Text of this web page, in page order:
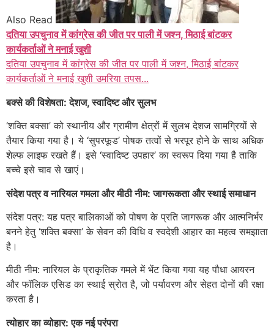
Also Read
दतिया उपचुनाव में कांग्रेस की जीत पर पाली में जश्न, मिठाई बांटकर
कार्यकर्ताओं ने मनाई खुशी
दतिया उपचुनाव में कांग्रेस की जीत पर पाली में जश्न, मिठाई बांटकर
कार्यकर्ताओं ने मनाई खुशी उमरिया तपस...
बक्से की विशेषता: देशज, स्वादिष्ट और सुलभ
‘शक्ति बक्सा’ को स्थानीय और ग्रामीण क्षेत्रों में सुलभ देशज सामग्रियों से
तैयार किया गया है। ये ‘सुपरफूड’ पोषक तत्वों से भरपूर होने के साथ अधिक
शेल्फ लाइफ रखते हैं। इसे ‘स्वादिष्ट उपहार’ का स्वरूप दिया गया है ताकि
बच्चे इसे चाव से खाएं।
संदेश पत्र व नारियल गमला और मीठी नीम: जागरूकता और स्थाई समाधान
संदेश पत्र: यह पत्र बालिकाओं को पोषण के प्रति जागरूक और आत्मनिर्भर
बनने हेतु ‘शक्ति बक्सा’ के सेवन की विधि व स्वदेशी आहार का महत्व समझाता
है।
मीठी नीम: नारियल के प्राकृतिक गमले में भेंट किया गया यह पौधा आयरन
और फॉलिक एसिड का स्थाई स्रोत है, जो पर्यावरण और सेहत दोनों की रक्षा
करता है।
त्योहार का व्योहार: एक नई परंपरा